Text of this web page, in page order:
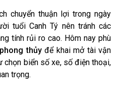
chuyển thuận lợi trong ngày
tuổi Canh Tý nên tránh các
tính rủi ro cao. Hôm nay phù
thủyđể khai mở tài vận
chọn biển số xe, số điện thoại,
trọng.